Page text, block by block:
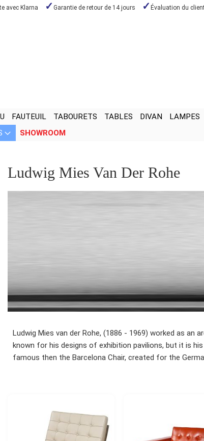
avec Klarna Garantie de retour de 14 jours Évaluation du
FAUTEUIL TABOURETS TABLES DIVAN LAMPES
SHOWROOM
Ludwig Mies Van Der Rohe
Ludwig Mies van der Rohe, (1886 - 1969) worked as
known for his designs of exhibition pavilions, but it is
famous then the Barcelona Chair, created for the